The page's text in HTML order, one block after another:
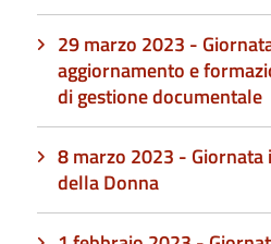
29 marzo 2023 -
aggiornamento e
di gestione documentale
8 marzo 2023 -
della Donna